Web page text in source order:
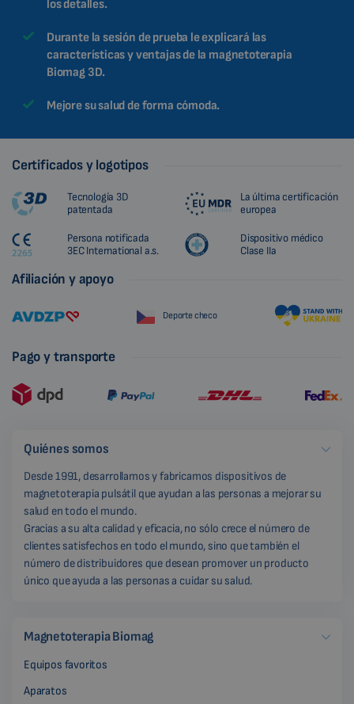
los detalles.
Durante la sesión de prueba le explicará las
características y ventajas de la magnetoterapia
Biomag 3D.
Mejore su salud de forma cómoda.
Certificados y logotipos
Tecnología 3D
patentada
La última certificación
europea
Persona notificada
3EC International a.s.
Dispositivo médico
Clase IIa
Afiliación y apoyo
Deporte checo
Pago y transporte
Quiénes somos
Desde 1991, desarrollamos y fabricamos dispositivos de
magnetoterapia pulsátil que ayudan a las personas a mejorar su
salud en todo el mundo.
Gracias a su alta calidad y eficacia, no sólo crece el número de
clientes satisfechos en todo el mundo, sino que también el
número de distribuidores que desean promover un producto
único que ayuda a las personas a cuidar su salud.
Magnetoterapia Biomag
Equipos favoritos
Aparatos